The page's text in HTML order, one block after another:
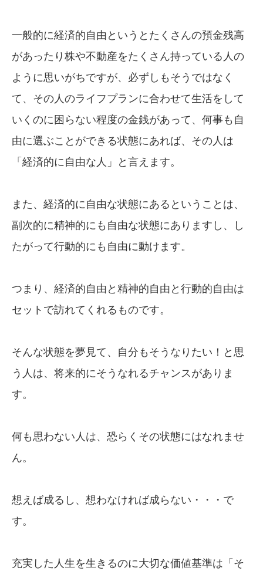
一般的に経済的自由というとたくさんの預金残高
があったり株や不動産をたくさん持っている人の
ように思いがちですが、必ずしもそうではなく
て、その人のライフプランに合わせて生活をして
いくのに困らない程度の金銭があって、何事も自
由に選ぶことができる状態にあれば、その人は
「経済的に自由な人」と言えます。
また、経済的に自由な状態にあるということは、
副次的に精神的にも自由な状態にありますし、し
たがって行動的にも自由に動けます。
つまり、経済的自由と精神的自由と行動的自由は
セットで訪れてくれるものです。
そんな状態を夢見て、自分もそうなりたい！と思
う人は、将来的にそうなれるチャンスがありま
す。
何も思わない人は、恐らくその状態にはなれませ
ん。
想えば成るし、想わなければ成らない・・・で
す。
充実した人生を生きるのに大切な価値基準は「そ